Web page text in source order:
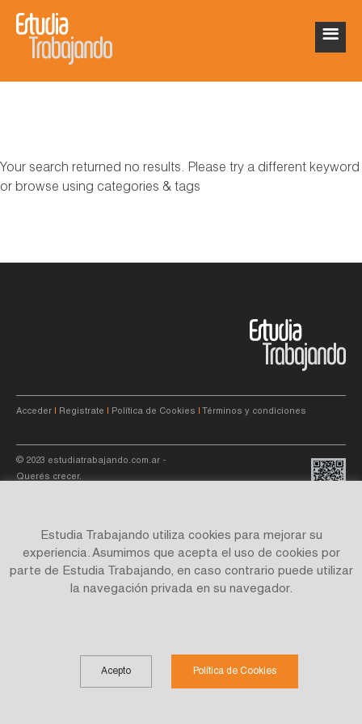
Your search returned no results. Please try a different keyword
or browse using categories & tags
Acceder Registrate Política de Cookies Términos y condiciones
© 2023 estudiatrabajando.com.ar -
Querés crecer.
Site by
Estudia Trabajando utiliza cookies para mejorar su
experiencia. Asumimos que acepta el uso de cookies por
parte de Estudia Trabajando, en caso contrario puede utilizar
la navegación privada en su navegador.
Acepto Política de Cookies